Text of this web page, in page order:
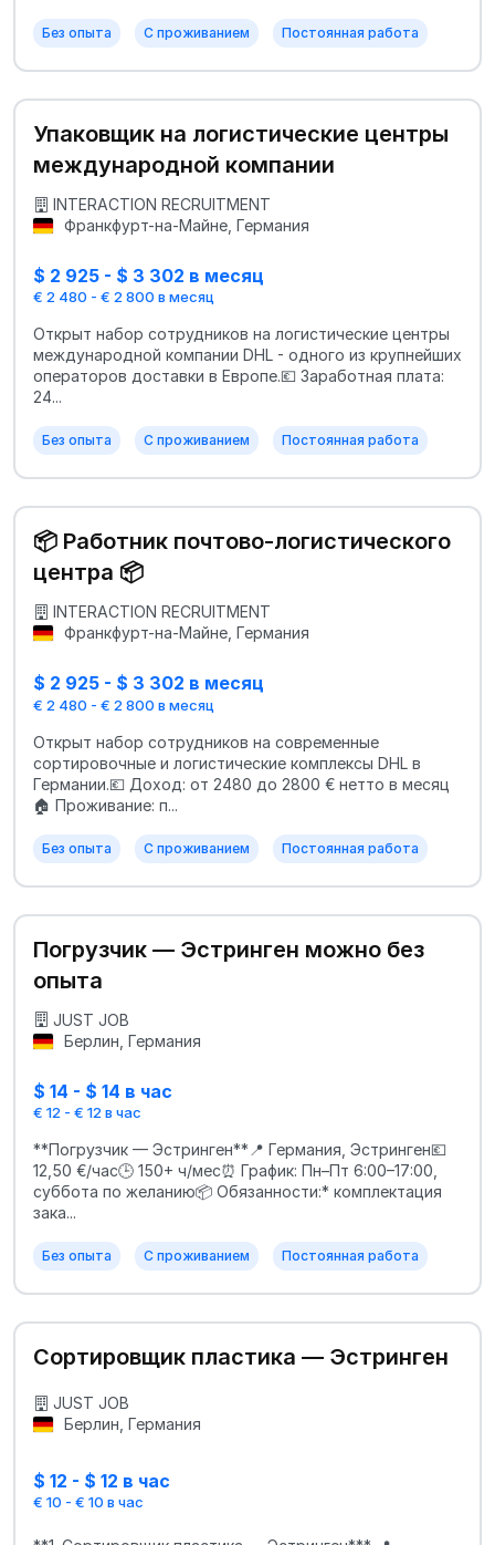
Без опыта С проживанием Постоянная работа
Упаковщик на логистические центры
международной компании
INTERACTION RECRUITMENT
Франкфурт-на-Майне, Германия
$ 2 925 - $ 3 302 в месяц
€ 2 480 - € 2 800 в месяц
Открыт набор сотрудников на логистические центры
международной компании DHL - одного из крупнейших
операторов доставки в Европе.💶 Заработная плата:
24...
Без опыта С проживанием Постоянная работа
📦 Работник почтово-логистического
центра 📦
INTERACTION RECRUITMENT
Франкфурт-на-Майне, Германия
$ 2 925 - $ 3 302 в месяц
€ 2 480 - € 2 800 в месяц
Открыт набор сотрудников на современные
сортировочные и логистические комплексы DHL в
Германии.💶 Доход: от 2480 до 2800 € нетто в месяц
🏠 Проживание: п...
Без опыта С проживанием Постоянная работа
Погрузчик — Эстринген можно без
опыта
JUST JOB
Берлин, Германия
$ 14 - $ 14 в час
€ 12 - € 12 в час
**Погрузчик — Эстринген**📍 Германия, Эстринген💶
12,50 €/час🕒 150+ ч/мес⏰ График: Пн–Пт 6:00–17:00,
суббота по желанию📦 Обязанности:* комплектация
зака...
Без опыта С проживанием Постоянная работа
Сортировщик пластика — Эстринген
JUST JOB
Берлин, Германия
$ 12 - $ 12 в час
€ 10 - € 10 в час